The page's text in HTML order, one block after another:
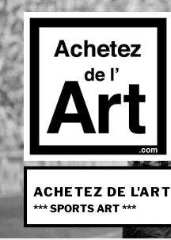
Aller
au
contenu
principal
ACHETEZ DE L'ART
*** SPORTS ART ***